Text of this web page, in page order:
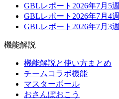
GBLレポート2026年7月5週
GBLレポート2026年7月4週
GBLレポート2026年7月3週
機能解説
機能解説と使い方まとめ
チームコラボ機能
マスターボール
おさんぽおこう